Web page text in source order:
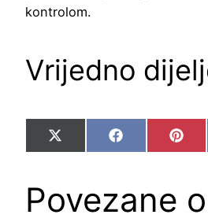
kontrolom.
Vrijedno
Share
on
X
(Twitter)
Share
on
FacebookShare
on
Povezane